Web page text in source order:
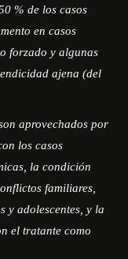
% de los casos
en casos
forzado y algunas
ajena (del
aprovechados por
los casos
la condición
familiares,
y adolescentes, y la
el tratante como